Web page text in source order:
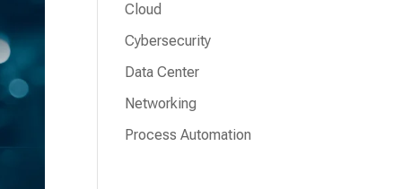
Cloud
Cybersecurity
Data Center
Networking
Process Automation